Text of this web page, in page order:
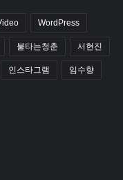
WordPress
불타는청춘 서현진
인스타그램 임수향